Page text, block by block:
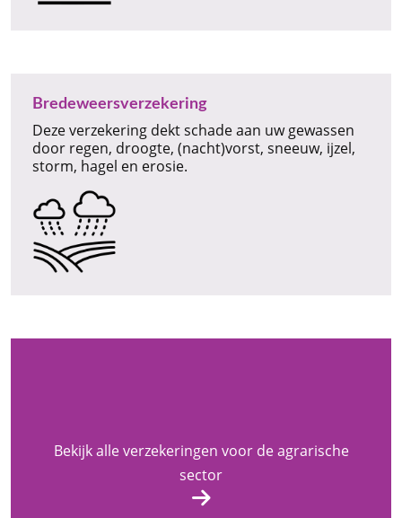
Bredeweersverzekering
Deze verzekering dekt schade aan uw gewassen
door regen, droogte, (nacht)vorst, sneeuw, ijzel,
storm, hagel en erosie.
Bekijk alle verzekeringen voor de agrarische
sector